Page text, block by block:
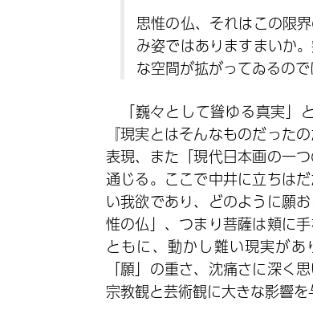
思惟の仏、それはこの限
み姿ではありますまいか
な空間が拡がってゐるの
「巍々として聳ゆる真実
『現実とはそんなものだった
表現、また「現代日本画の一
通じる。ここで中井に立ちは
い我欲であり、どのように願
惟の仏」、つまり菩薩は頬に
ともに、動かし難い現実が
「願」の重さ、沈痛さに深く
宗教観と芸術観に大きな影響を